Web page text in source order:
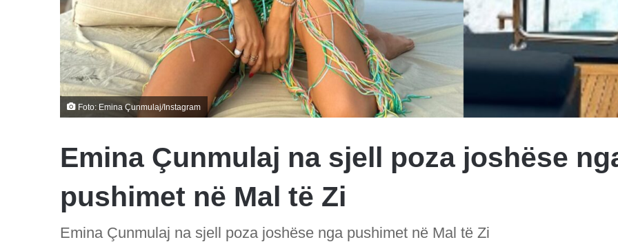
Foto: Emina Çunmulaj/Instagram
Emina Çunmulaj na sjell poza joshëse
pushimet në Mal të Zi
Emina Çunmulaj na sjell poza joshëse nga pushimet në Mal të Zi